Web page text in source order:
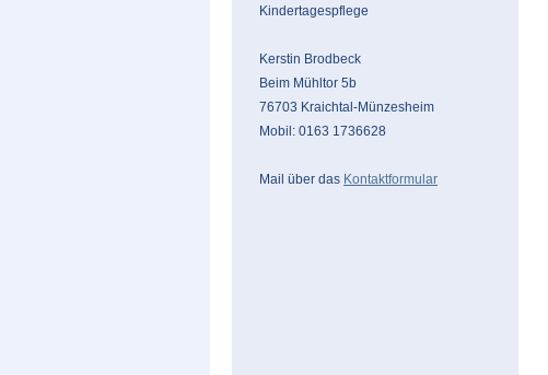
Kindertagespflege
Kerstin Brodbeck
Beim Mühltor 5b
76703 Kraichtal-Münzesheim
Mobil: 0163 1736628
Mail über das Kontaktformular